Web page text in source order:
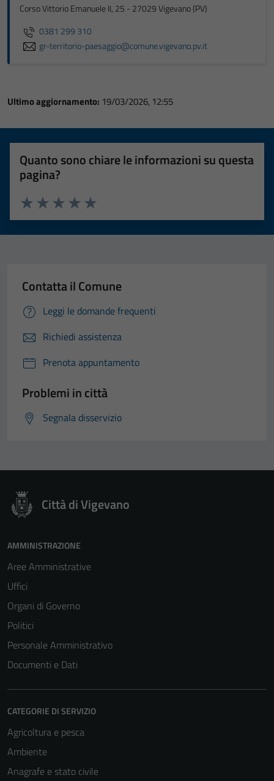
Corso Vittorio Emanuele II, 25 - 27029 Vigevano (PV)
0381 299 310
gr-territorio-paesaggio@comune.vigevano.pv.it
Ultimo aggiornamento: 19/03/2026, 12:55
Quanto sono chiare le informazioni su questa
pagina?
Valuta 5 stelle su 5
Valuta 4 stelle su 5
Valuta 3 stelle su 5
Valuta 2 stelle su 5
Valuta 1 stelle su 5
Contatta il Comune
Leggi le domande frequenti
Richiedi assistenza
Prenota appuntamento
Problemi in città
Segnala disservizio
Città di Vigevano
AMMINISTRAZIONE
Aree Amministrative
Uffici
Organi di Governo
Politici
Personale Amministrativo
Documenti e Dati
CATEGORIE DI SERVIZIO
Agricoltura e pesca
Ambiente
Anagrafe e stato civile